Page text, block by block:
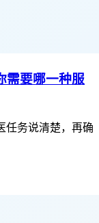
需要哪一种服
任务说清楚，再确